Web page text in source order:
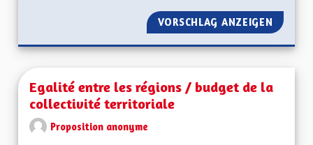
VORSCHLAG ANZEIGEN
Egalité entre les régions / budget de la
collectivité territoriale
Proposition anonyme